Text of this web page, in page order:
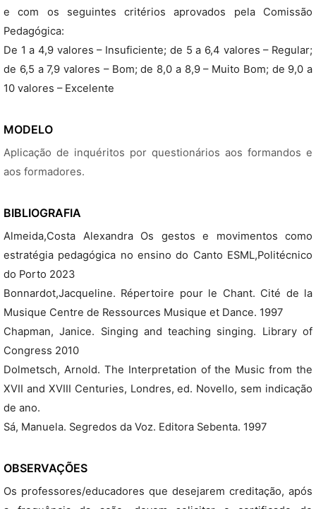
e com os seguintes critérios aprovados pela Comissão
Pedagógica:
De 1 a 4,9 valores – Insuficiente; de 5 a 6,4 valores – Regular;
de 6,5 a 7,9 valores – Bom; de 8,0 a 8,9 – Muito Bom; de 9,0 a
10 valores – Excelente
MODELO
Aplicação de inquéritos por questionários aos formandos e
aos formadores.
BIBLIOGRAFIA
Almeida,Costa Alexandra Os gestos e movimentos como
estratégia pedagógica no ensino do Canto ESML,Politécnico
do Porto 2023
Bonnardot,Jacqueline. Répertoire pour le Chant. Cité de la
Musique Centre de Ressources Musique et Dance. 1997
Chapman, Janice. Singing and teaching singing. Library of
Congress 2010
Dolmetsch, Arnold. The Interpretation of the Music from the
XVII and XVIII Centuries, Londres, ed. Novello, sem indicação
de ano.
Sá, Manuela. Segredos da Voz. Editora Sebenta. 1997
OBSERVAÇÕES
Os professores/educadores que desejarem creditação, após